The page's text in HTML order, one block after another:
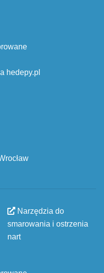
hedepy.pl
Narzędzia do
smarowania i ostrzenia
nart